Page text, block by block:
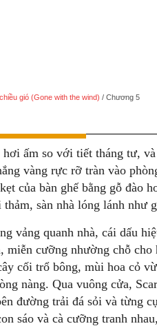
gió (Gone with the wind) / Chương 5
ấm so với tiết tháng tư,
vàng rực rỡ tràn vào
của bàn ghế bằng gỗ đào
sàn nhà lóng lánh như
vảng quanh nhà, cái dấu
miễn cưỡng nhường chỗ
cối trổ bông, mùi hoa cỏ
nàng. Qua vuông cửa,
đường trải đá sỏi và từng
sáo và cà cưỡng tranh